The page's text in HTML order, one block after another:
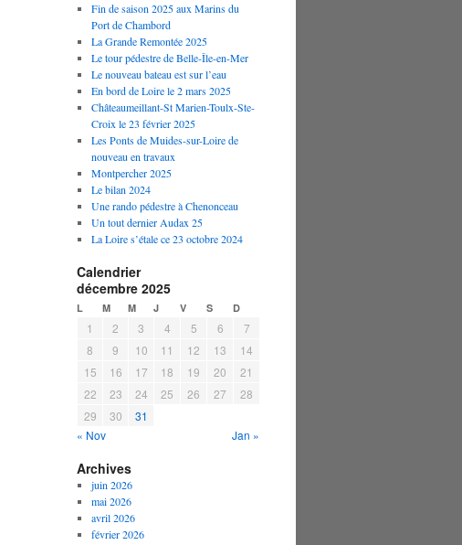
Fin de saison 2025 aux Marins du
Port de Chambord
La Grande Remontée 2025
Le tour pédestre de Belle-Île-en-Mer
Le nouveau bateau est sur l’eau
En bord de Loire le 2 mars 2025
Châteaumeillant-St Marien-Toulx-Ste-
Croix le 23 février 2025
Les Ponts de Muides-sur-Loire de
nouveau en travaux
Montpercher 2025
Le bilan 2024
Une rando pédestre à Chenonceau
Un tout dernier Audax 25
La Loire s’étale ce 23 octobre 2024
Calendrier
décembre 2025
L M M J V S D
1 2 3 4 5 6
7
8
9 10 11 12 13
14
15
16 17 18 19 20
21
22
23 24 25 26 27
28
29
30
31
« Nov
Jan »
Archives
juin 2026
mai 2026
avril 2026
février 2026